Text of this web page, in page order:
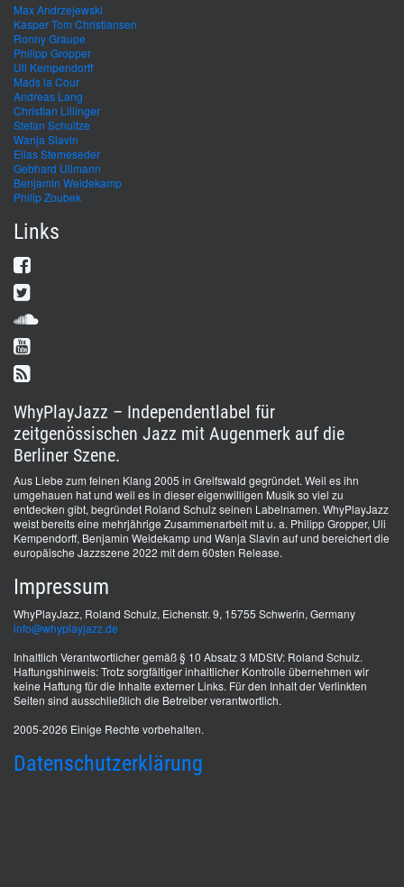
Max Andrzejewski
Kasper Tom Christiansen
Ronny Graupe
Philipp Gropper
Uli Kempendorff
Mads la Cour
Andreas Lang
Christian Lillinger
Stefan Schultze
Wanja Slavin
Elias Stemeseder
Gebhard Ullmann
Benjamin Weidekamp
Philip Zoubek
Links
WhyPlayJazz – Independentlabel für
zeitgenössischen Jazz mit Augenmerk auf die
Berliner Szene.
Aus Liebe zum feinen Klang 2005 in Greifswald gegründet. Weil es ihn
umgehauen hat und weil es in dieser eigenwilligen Musik so viel zu
entdecken gibt, begründet Roland Schulz seinen Labelnamen. WhyPlayJazz
weist bereits eine mehrjährige Zusammenarbeit mit u. a. Philipp Gropper, Uli
Kempendorff, Benjamin Weidekamp und Wanja Slavin auf und bereichert die
europäische Jazzszene 2022 mit dem 60sten Release.
Impressum
WhyPlayJazz, Roland Schulz, Eichenstr. 9, 15755 Schwerin, Germany
info@whyplayjazz.de
Inhaltlich Verantwortlicher gemäß § 10 Absatz 3 MDStV: Roland Schulz.
Haftungshinweis: Trotz sorgfältiger inhaltlicher Kontrolle übernehmen wir
keine Haftung für die Inhalte externer Links. Für den Inhalt der Verlinkten
Seiten sind ausschließlich die Betreiber verantwortlich.
2005-2026 Einige Rechte vorbehalten.
Datenschutzerklärung